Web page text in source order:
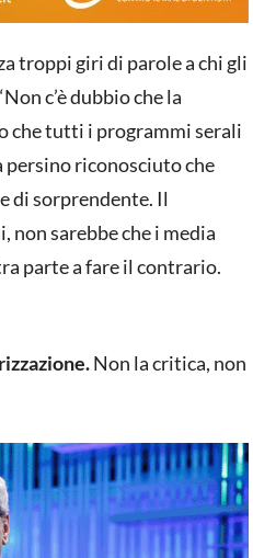
troppi giri di parole a chi gli
c’è dubbio che la
che tutti i programmi serali
persino riconosciuto che
di sorprendente. Il
non sarebbe che i media
parte a fare il contrario.
Non la critica, non